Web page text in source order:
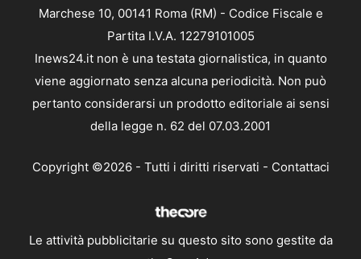
Marchese 10, 00141 Roma (RM) - Codice Fiscale e
Partita I.V.A. 12279101005
Inews24.it non è una testata giornalistica, in quanto
viene aggiornato senza alcuna periodicità. Non può
pertanto considerarsi un prodotto editoriale ai sensi
della legge n. 62 del 07.03.2001
Copyright ©2026 - Tutti i diritti riservati - Contattaci
Le attività pubblicitarie su questo sito sono gestite da